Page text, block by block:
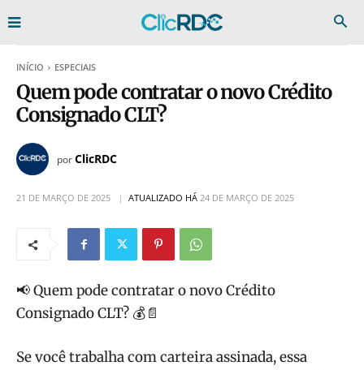
INÍCIO ESPECIAIS
Quem pode contratar o novo Crédito
Consignado CLT?
porClicRDC
21 DE MARÇO DE 2025 ATUALIZADO HÁ 24 DE MARÇO DE 2025
📢 Quem pode contratar o novo Crédito
Consignado CLT? 💰📄
Se você trabalha com carteira assinada, essa